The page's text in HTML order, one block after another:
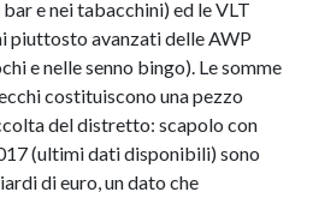
e nei tabacchini) ed le VLT
piuttosto avanzati delle AWP
e nelle senno bingo). Le somme
costituiscono una pezzo
del distretto: scapolo con
(ultimi dati disponibili) sono
di euro, un dato che